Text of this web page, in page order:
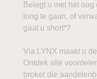
Belegt u met het
long te gaan, of
gaat u short*?
Via LYNX maakt u
Ontdek alle
broker die